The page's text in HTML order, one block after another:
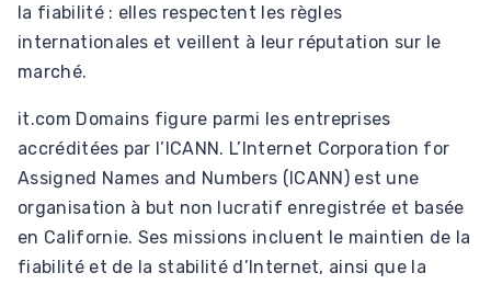
la fiabilité : elles respectent les règles
internationales et veillent à leur réputation sur le
marché.
it.com Domains figure parmi les entreprises
accréditées par l’ICANN. L’Internet Corporation for
Assigned Names and Numbers (ICANN) est une
organisation à but non lucratif enregistrée et basée
en Californie. Ses missions incluent le maintien de la
fiabilité et de la stabilité d’Internet, ainsi que la